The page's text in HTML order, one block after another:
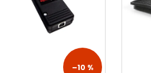
–10 %
NGK ČERVENÝ ZAPALOVACÍ MODUL
2.0TFSI 2.0TSI EA113 EA888.1/2 2.5TFSI